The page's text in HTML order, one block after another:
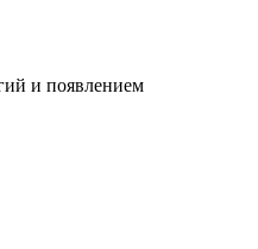
и появлением